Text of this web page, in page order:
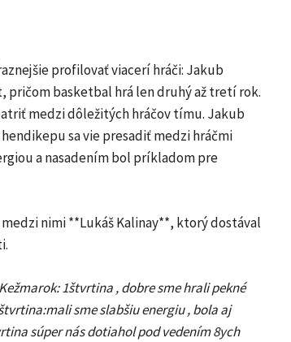
profilovať viacerí hráči: Jakub
pričom basketbal hrá len druhý až tretí rok.
medzi dôležitých hráčov tímu. Jakub
sa vie presadiť medzi hráčmi
a nasadením bol príkladom pre
nimi **Lukáš Kalinay**, ktorý dostával
1štvrtina , dobre sme hrali pekné
sme slabšiu energiu , bola aj
súper nás dotiahol pod vedením 8ych